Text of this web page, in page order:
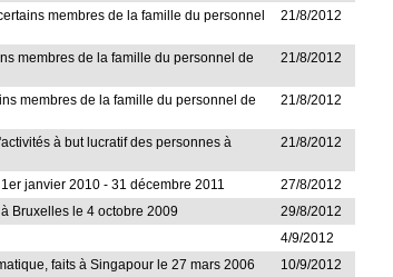
membres de la famille du personnel
21/8/2012
membres de la famille du personnel de
21/8/2012
membres de la famille du personnel de
21/8/2012
à but lucratif des personnes à
21/8/2012
janvier 2010 - 31 décembre 2011
27/8/2012
Bruxelles le 4 octobre 2009
29/8/2012
4/9/2012
faits à Singapour le 27 mars 2006
10/9/2012